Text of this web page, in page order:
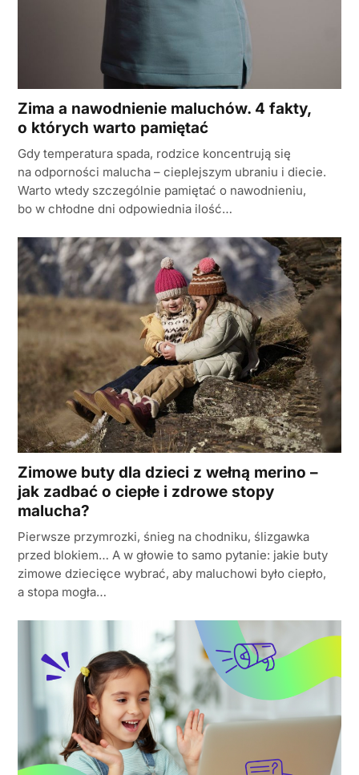
Zima a nawodnienie maluchów. 4 fakty,
o których warto pamiętać
Gdy temperatura spada, rodzice koncentrują się
na odporności malucha – cieplejszym ubraniu i diecie.
Warto wtedy szczególnie pamiętać o nawodnieniu,
bo w chłodne dni odpowiednia ilość…
Zimowe buty dla dzieci z wełną merino –
jak zadbać o ciepłe i zdrowe stopy
malucha?
Pierwsze przymrozki, śnieg na chodniku, ślizgawka
przed blokiem… A w głowie to samo pytanie: jakie buty
zimowe dziecięce wybrać, aby maluchowi było ciepło,
a stopa mogła…